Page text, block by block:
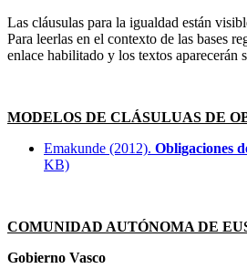
Las cláusulas para la igualdad están
Para leerlas en el contexto de las bases
enlace habilitado y los textos aparecerán
MODELOS DE CLÁSULUAS DE
Emakunde (2012). Obligaciones
KB)
COMUNIDAD AUTÓNOMA DE
Gobierno Vasco